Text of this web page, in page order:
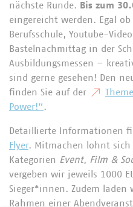
nächste Runde. Bis zum
eingereicht werden. Egal
Berufsschule, Youtube-
Bastelnachmittag in der
Ausbildungsmessen –
sind gerne gesehen! Den
finden Sie auf der
Power!“ .
Detaillierte Informationen
Flyer. Mitmachen lohnt sich
Kategorien Event, Film &
vergeben wir jeweils 1000
Sieger*innen. Zudem laden
Rahmen einer